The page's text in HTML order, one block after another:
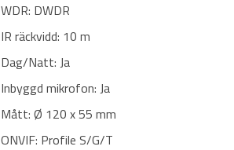
WDR: DWDR
IR räckvidd: 10 m
Dag/Natt: Ja
Inbyggd mikrofon: Ja
Mått: Ø 120 x 55 mm
ONVIF: Profile S/G/T